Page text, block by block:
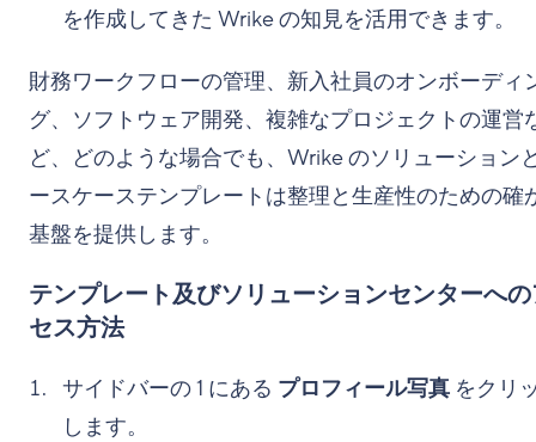
を作成してきた Wrike の知見を活用できます。
財務ワークフローの管理、新入社員のオンボーディ
グ、ソフトウェア開発、複雑なプロジェクトの運営
ど、どのような場合でも、Wrike のソリューション
ースケーステンプレートは整理と生産性のための確
基盤を提供します。
テンプレート及びソリューションセンターへ
セス方法
サイドバーの1 にある プロフィール写真 をクリ
します。